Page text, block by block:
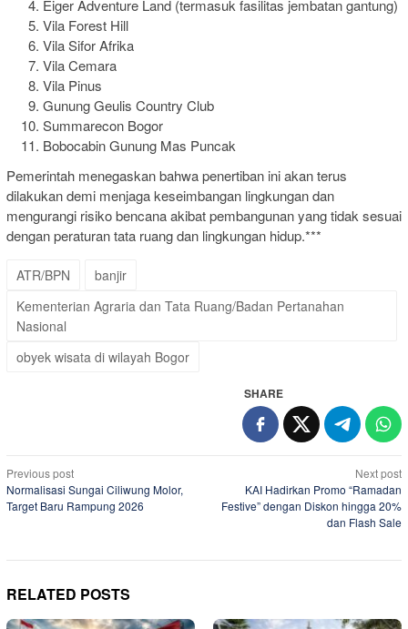
Eiger Adventure Land (termasuk fasilitas jembatan gantung)
Vila Forest Hill
Vila Sifor Afrika
Vila Cemara
Vila Pinus
Gunung Geulis Country Club
Summarecon Bogor
Bobocabin Gunung Mas Puncak
Pemerintah menegaskan bahwa penertiban ini akan terus
dilakukan demi menjaga keseimbangan lingkungan dan
mengurangi risiko bencana akibat pembangunan yang tidak sesuai
dengan peraturan tata ruang dan lingkungan hidup.***
ATR/BPN
banjir
Kementerian Agraria dan Tata Ruang/Badan Pertanahan
Nasional
obyek wisata di wilayah Bogor
SHARE
Post
navigation
Previous post
Normalisasi Sungai Ciliwung Molor,
Target Baru Rampung 2026
Next post
KAI Hadirkan Promo “Ramadan
Festive” dengan Diskon hingga 20%
dan Flash Sale
RELATED POSTS